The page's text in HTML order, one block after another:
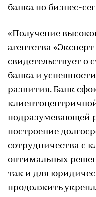
банка по бизнес-
«Получение
агентства
свидетельствует о
банка и
развития. Банк
подразумевающей
построение
сотрудничества с
оптимальных
так и для
продолжить